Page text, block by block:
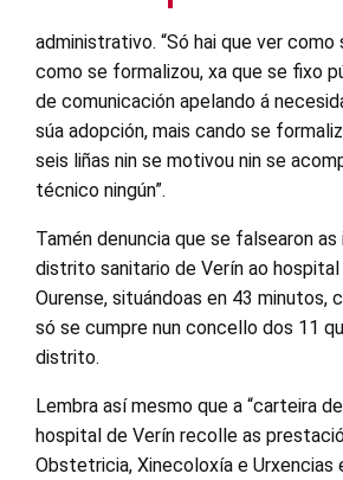
administrativo. “Só hai que ver
como se formalizou, xa que se fixo
de comunicación apelando á
súa adopción, mais cando se
seis liñas nin se motivou nin se
técnico ningún”.
Tamén denuncia que se falsearon
distrito sanitario de Verín ao
Ourense, situándoas en 43 minutos,
só se cumpre nun concello dos 11
distrito.
Lembra así mesmo que a “carteira
hospital de Verín recolle as
Obstetricia, Xinecoloxía e Urxencias